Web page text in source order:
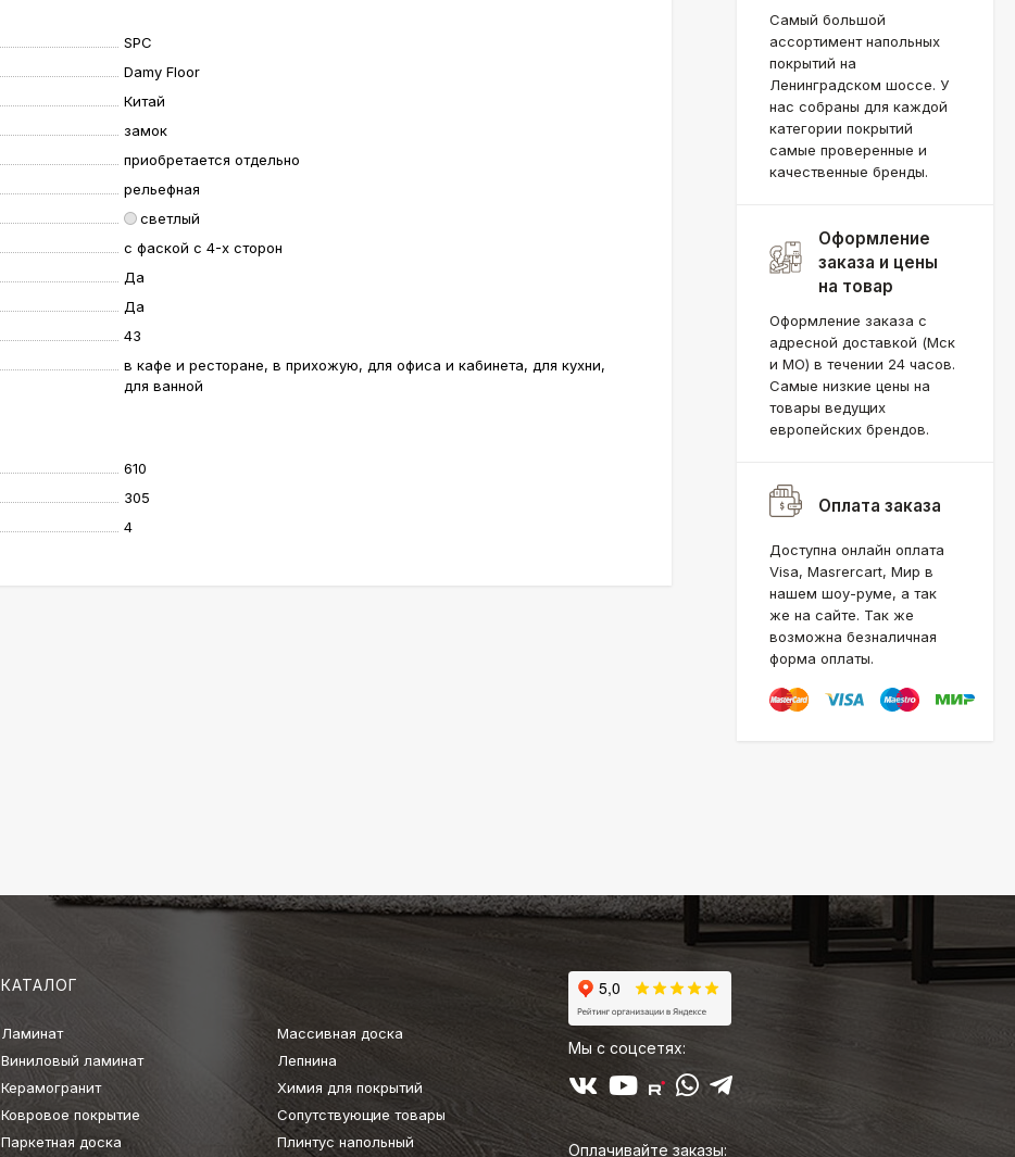
SPC
Damy Floor
Китай
замок
приобретается отдельно
рельефная
светлый
с фаской с 4-х сторон
Да
Да
43
в кафе и ресторане, в прихожую, для офиса и кабинета, для кухни,
для ванной
610
305
4
Самый большой
ассортимент напольных
покрытий на
Ленинградском шоссе. У
нас собраны для каждой
категории покрытий
самые проверенные и
качественные бренды.
Оформление
заказа и цены
на товар
Оформление заказа с
адресной доставкой (Мск
и МО) в течении 24 часов.
Самые низкие цены на
товары ведущих
европейских брендов.
Оплата заказа
Доступна онлайн оплата
Visa, Masrercart, Мир в
нашем шоу-руме, а так
же на сайте. Так же
возможна безналичная
форма оплаты.
КАТАЛОГ
Ламинат
Виниловый ламинат
Керамогранит
Ковровое покрытие
Паркетная доска
Массивная доска
Лепнина
Химия для покрытий
Сопутствующие товары
Плинтус напольный
Мы с соцсетях:
Оплачивайте заказы: